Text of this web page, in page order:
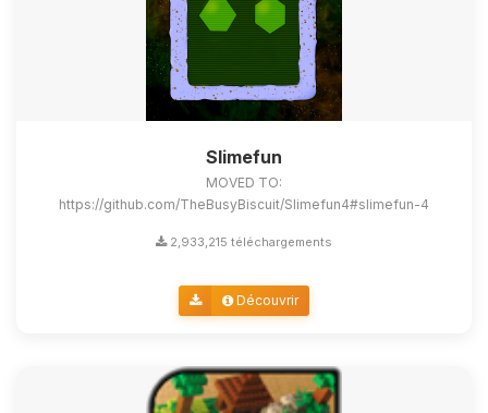
Slimefun
MOVED TO:
https://github.com/TheBusyBiscuit/Slimefun4#slimefun-4
2,933,215 téléchargements
Découvrir